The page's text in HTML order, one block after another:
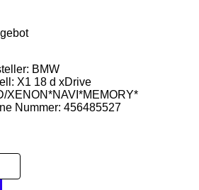
BMW
X1 18 d xDrive
XENON*NAVI*MEMORY*
Nummer: 456485527